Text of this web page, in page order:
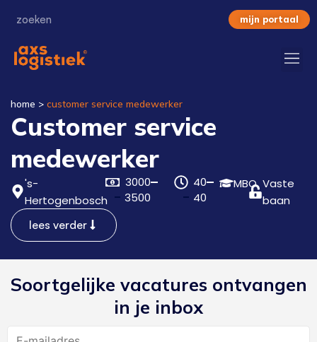
mijn portaal
home > customer service medewerker
Customer service
medewerker
's-
Hertogenbosch
3000
3500
40
40
MBO Vaste
baan
lees verder
Soortgelijke vacatures ontvangen
in je inbox